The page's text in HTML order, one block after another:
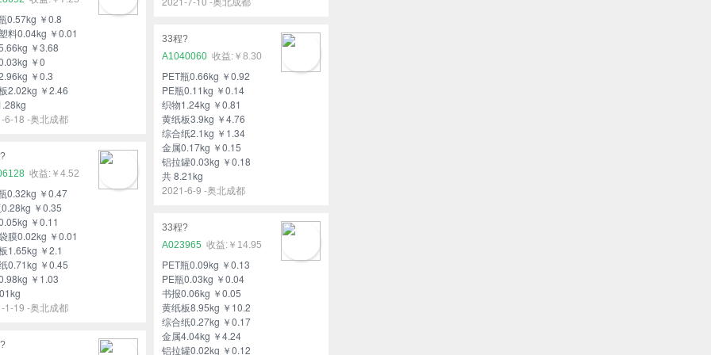
0.57kg ￥0.8
料0.04kg ￥0.01
￥3.68
￥0
￥0.3
2.02kg ￥2.46
6-18 -奥北成都
33程?
A1040060
￥8.30
PET瓶0.66kg ￥0.92
PE瓶0.11kg ￥0.14
织物1.24kg ￥0.81
黄纸板3.9kg ￥4.76
综合纸2.1kg ￥1.34
金属0.17kg ￥0.15
铝拉罐0.03kg ￥0.18
共 8.21kg
2021-6-9 -奥北成都
￥4.52
0.32kg ￥0.47
￥0.35
￥0.11
膜0.02kg ￥0.01
1.65kg ￥2.1
0.71kg ￥0.45
￥1.03
1-19 -奥北成都
33程?
A023965
￥14.95
PET瓶0.09kg ￥0.13
PE瓶0.03kg ￥0.04
书报0.06kg ￥0.05
黄纸板8.95kg ￥10.2
综合纸0.27kg ￥0.17
金属4.04kg ￥4.24
铝拉罐0.02kg ￥0.12